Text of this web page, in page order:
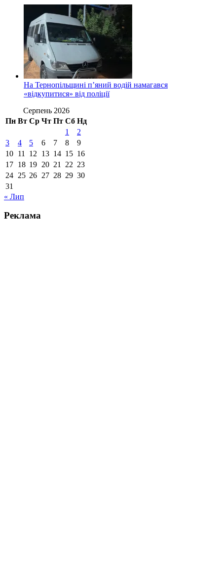
На Тернопільщині п’яний водій намагався
«відкупитися» від поліції
Серпень 2026
Пн Вт Ср Чт Пт Сб Нд
1
2
3
4 5 6 7 8
9
10 11 12 13 14 15 16
17 18 19 20 21 22 23
24 25 26 27 28 29 30
31
« Лип
Реклама